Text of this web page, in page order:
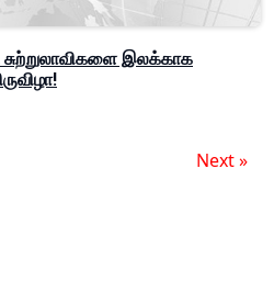
சுற்றுலாவிகளை இலக்காக
Next »